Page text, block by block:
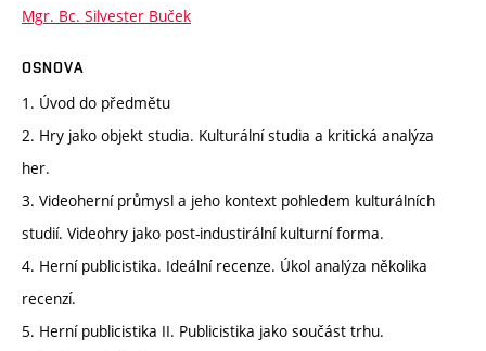
Mgr. Bc. Silvester Buček
OSNOVA
1. Úvod do předmětu
2. Hry jako objekt studia. Kulturální studia a kritická analýza
her.
3. Videoherní průmysl a jeho kontext pohledem kulturálních
studií. Videohry jako post-industirální kulturní forma.
4. Herní publicistika. Ideální recenze. Úkol analýza několika
recenzí.
5. Herní publicistika II. Publicistika jako součást trhu.